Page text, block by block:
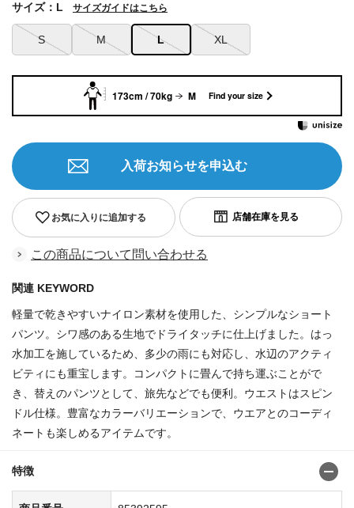
S M L XL
サイズ：L サイズガイドはこちら
お気に入りに追加する
入荷お知らせを申込む
この商品について問い合わせる
関連 KEYWORD
軽量で乾きやすいナイロン素材を使用した、シンプルなショート
パンツ。シワ感のある生地でドライタッチに仕上げました。はっ
水加工を施しているため、多少の雨にも対応し、水辺のアクティ
ビティにも重宝します。コンパクトに畳んで持ち運ぶことがで
き、替えのパンツとして、旅先などでも便利。ウエストはスピン
ドル仕様。豊富なカラーバリエーションで、ウエアとのコーディ
ネートも楽しめるアイテムです。
特徴
173cm / 70kg M Find your size